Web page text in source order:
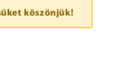
köszönjük!